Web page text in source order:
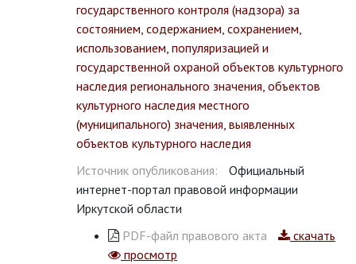
государственного контроля (надзора) за
состоянием, содержанием, сохранением,
использованием, популяризацией и
государственной охраной объектов культурного
наследия регионального значения, объектов
культурного наследия местного
(муниципального) значения, выявленных
объектов культурного наследия
Источник опубликования:
Официальный
интернет-портал правовой информации
Иркутской области
PDF-файл правового акта
скачать
просмотр